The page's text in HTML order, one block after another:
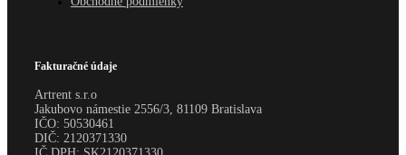
Fakturačné údaje
Artrent s.r.o
Jakubovo námestie 2556/3, 81109 Bratislava
IČO: 50530461
DIČ: 2120371330